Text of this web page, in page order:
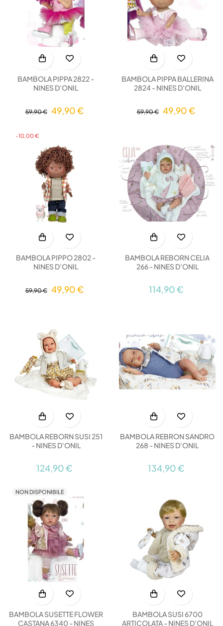
BAMBOLA PIPPA 2822 -
NINES D'ONIL
59,90 € 49,90 €
BAMBOLA PIPPA BALLERINA
2824 - NINES D'ONIL
59,90 € 49,90 €
-10,00 €
BAMBOLA PIPPO 2802 -
NINES D'ONIL
59,90 € 49,90 €
BAMBOLA REBORN CELIA
266 - NINES D'ONIL
114,90 €
BAMBOLA REBORN SUSI 251
- NINES D'ONIL
124,90 €
BAMBOLA REBRON SANDRO
268 - NINES D'ONIL
134,90 €
NON DISPONIBILE
BAMBOLA SUSETTE FLOWER
CASTANA 6340 - NINES
BAMBOLA SUSI 6700
ARTICOLATA - NINES D'ONIL